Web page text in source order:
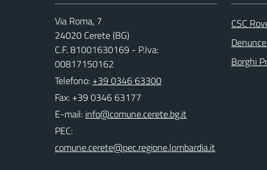
Via Roma, 7
24020 Cerete (BG)
C.F. 81001630169 - P.Iva:
00817150162
Telefono: +39 0346 63300
Fax: +39 0346 63177
E-mail:
PEC:
CSC
Borghi